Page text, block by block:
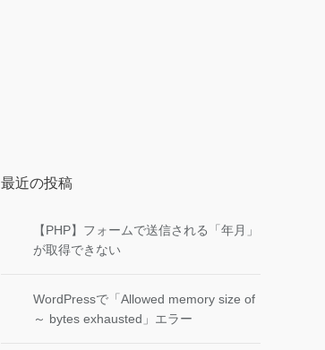
最近の投稿
【PHP】フォームで送信される「年月」
が取得できない
WordPressで「Allowed memory size of
～ bytes exhausted」エラー